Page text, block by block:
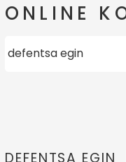
ONLINE
DEFENTSA EGIN